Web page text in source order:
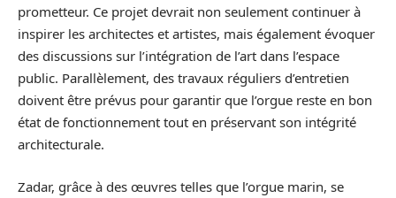
prometteur. Ce projet devrait non seulement continuer à
inspirer les architectes et artistes, mais également évoquer
des discussions sur l’intégration de l’art dans l’espace
public. Parallèlement, des travaux réguliers d’entretien
doivent être prévus pour garantir que l’orgue reste en bon
état de fonctionnement tout en préservant son intégrité
architecturale.
Zadar, grâce à des œuvres telles que l’orgue marin, se